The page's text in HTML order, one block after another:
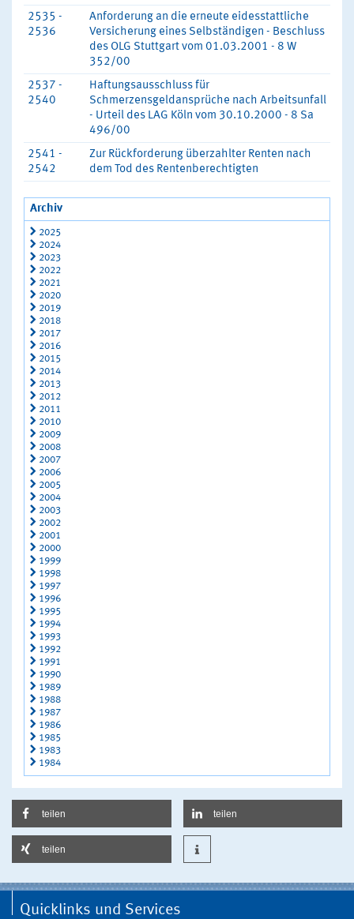
2535 -
2536
Anforderung an die erneute eidesstattliche
Versicherung eines Selbständigen - Beschluss
des OLG Stuttgart vom 01.03.2001 - 8 W
352/00
2537 -
2540
Haftungsausschluss für
Schmerzensgeldansprüche nach Arbeitsunfall
- Urteil des LAG Köln vom 30.10.2000 - 8 Sa
496/00
2541 -
2542
Zur Rückforderung überzahlter Renten nach
dem Tod des Rentenberechtigten
Archiv
2025
2024
2023
2022
2021
2020
2019
2018
2017
2016
2015
2014
2013
2012
2011
2010
2009
2008
2007
2006
2005
2004
2003
2002
2001
2000
1999
1998
1997
1996
1995
1994
1993
1992
1991
1990
1989
1988
1987
1986
1985
1983
1984
teilen teilen
teilen
Quicklinks und Services